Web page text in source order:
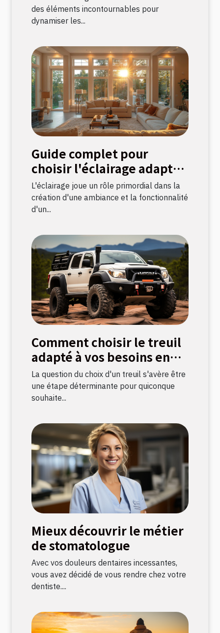
événements
des éléments incontournables pour
dynamiser les...
Guide complet pour
choisir l'éclairage adapté
à chaque pièce
L'éclairage joue un rôle primordial dans la
création d'une ambiance et la fonctionnalité
d'un...
Comment choisir le treuil
adapté à vos besoins en
bricolage
La question du choix d'un treuil s'avère être
une étape déterminante pour quiconque
souhaite...
Mieux découvrir le métier
de stomatologue
Avec vos douleurs dentaires incessantes,
vous avez décidé de vous rendre chez votre
dentiste....